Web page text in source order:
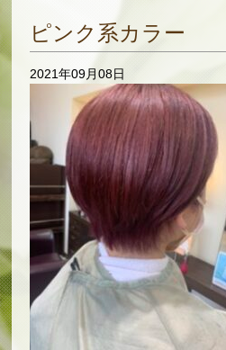
ピンク系カラー
2021年09月08日